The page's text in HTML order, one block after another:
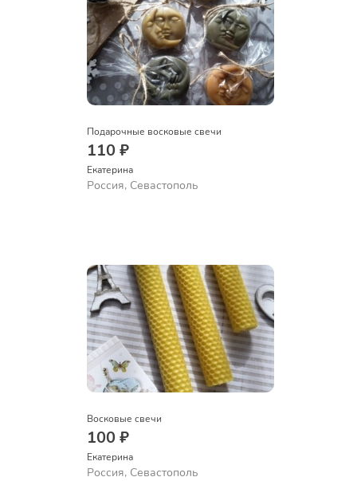
Подарочные восковые свечи
110 ₽
Екатерина
Россия, Севастополь
Восковые свечи
100 ₽
Екатерина
Россия, Севастополь